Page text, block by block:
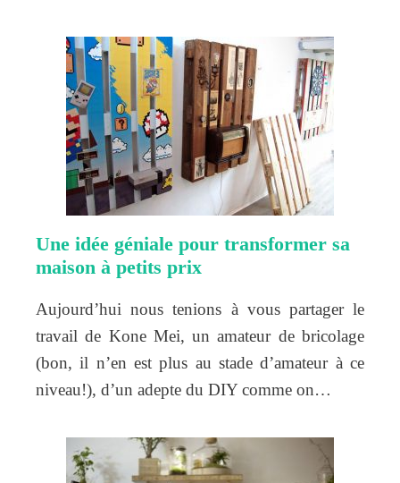
Une idée géniale pour transformer sa
maison à petits prix
Aujourd’hui nous tenions à vous partager le
travail de Kone Mei, un amateur de bricolage
(bon, il n’en est plus au stade d’amateur à ce
niveau!), d’un adepte du DIY comme on…